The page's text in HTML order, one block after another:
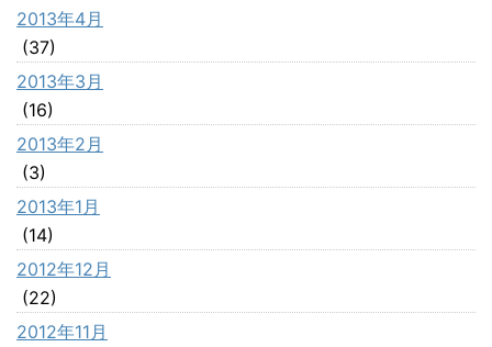
2013年4月
(37)
2013年3月
(16)
2013年2月
(3)
2013年1月
(14)
2012年12月
(22)
2012年11月